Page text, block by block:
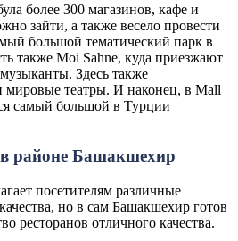
более 300 магазинов, кафе и
зайти, а также весело провести
большой тематический парк в
также Moi Sahne, куда приезжают
Здесь также
мировые театры. И наконец, в Mall
самый большой в Турции
районе Башакшехир
посетителям различные
но в сам Башакшехир готов
ресторанов отличного качества.